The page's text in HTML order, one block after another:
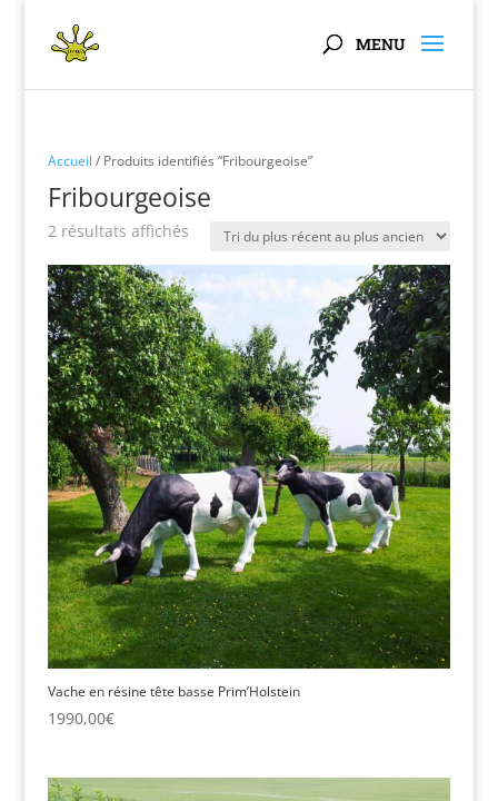
Accueil / Produits identifiés “Fribourgeoise”
Fribourgeoise
2 résultats affichésTrié
plus
récent
au
plus
ancien
Vache en résine tête basse Prim’Holstein
1990,00€